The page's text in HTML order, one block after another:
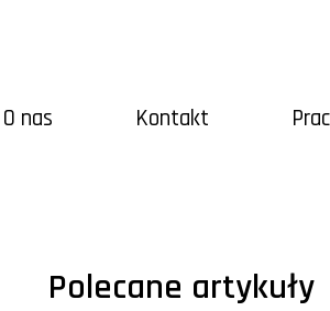
O nas Kontakt
Polecane artykuły